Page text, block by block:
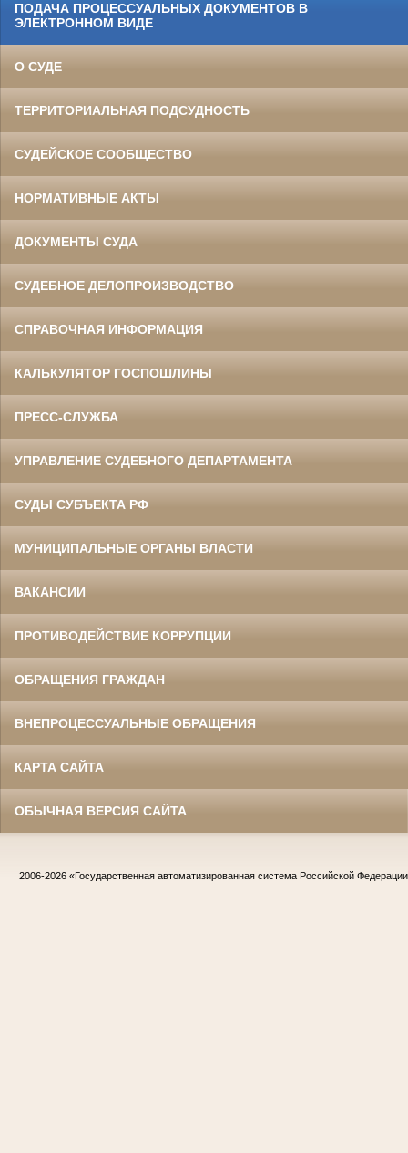
ПОДАЧА ПРОЦЕССУАЛЬНЫХ ДОКУМЕНТОВ В
ЭЛЕКТРОННОМ ВИДЕ
О СУДЕ
ТЕРРИТОРИАЛЬНАЯ ПОДСУДНОСТЬ
СУДЕЙСКОЕ СООБЩЕСТВО
НОРМАТИВНЫЕ АКТЫ
ДОКУМЕНТЫ СУДА
СУДЕБНОЕ ДЕЛОПРОИЗВОДСТВО
СПРАВОЧНАЯ ИНФОРМАЦИЯ
КАЛЬКУЛЯТОР ГОСПОШЛИНЫ
ПРЕСС-СЛУЖБА
УПРАВЛЕНИЕ СУДЕБНОГО ДЕПАРТАМЕНТА
СУДЫ СУБЪЕКТА РФ
МУНИЦИПАЛЬНЫЕ ОРГАНЫ ВЛАСТИ
ВАКАНСИИ
ПРОТИВОДЕЙСТВИЕ КОРРУПЦИИ
ОБРАЩЕНИЯ ГРАЖДАН
ВНЕПРОЦЕССУАЛЬНЫЕ ОБРАЩЕНИЯ
КАРТА САЙТА
ОБЫЧНАЯ ВЕРСИЯ САЙТА
2006-2026 «Государственная автоматизированная система Российской